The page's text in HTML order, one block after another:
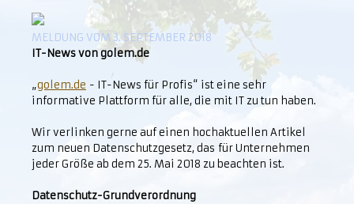
MELDUNG VOM 3. SEPTEMBER 2018
IT-News von golem.de
„golem.de - IT-News für Profis“ ist eine sehr
informative Plattform für alle, die mit IT zu tun haben.
Wir verlinken gerne auf einen hochaktuellen Artikel
zum neuen Datenschutzgesetz, das für Unternehmen
jeder Größe ab dem 25. Mai 2018 zu beachten ist.
Datenschutz-Grundverordnung